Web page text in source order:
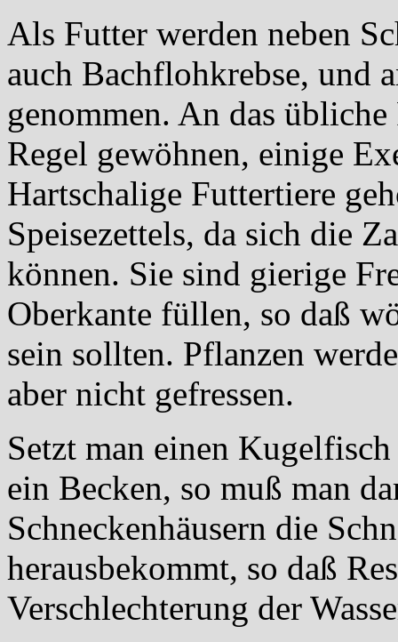
Als Futter werden neben
auch Bachflohkrebse, und
genommen. An das
Regel gewöhnen, einige
Hartschalige Futtertiere
Speisezettels, da sich die
können. Sie sind gierige
Oberkante füllen, so daß
sein sollten. Pflanzen
aber nicht gefressen.
Setzt man einen
ein Becken, so muß man
Schneckenhäusern die
herausbekommt, so daß
Verschlechterung der